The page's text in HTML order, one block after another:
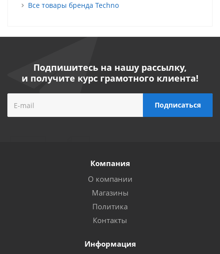
Все товары бренда Techno
Подпишитесь на нашу рассылку,
и получите курс грамотного клиента!
Компания
О компании
Магазины
Политика
Контакты
Информация